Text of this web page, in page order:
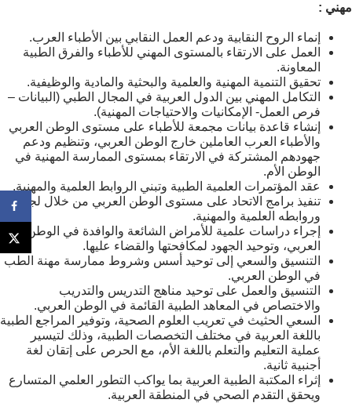
مهني :
إنماء الروح النقابية ودعم العمل النقابي بين الأطباء العرب.
العمل على الارتقاء بالمستوى المهني للأطباء والفرق الطبية
المعاونة.
تحقيق التنمية المهنية والعلمية والبحثية والمادية والوظيفية.
التكامل المهني بين الدول العربية في المجال الطبي (البيانات –
فرص العمل- الإمكانيات والاحتياجات المهنية).
إنشاء قاعدة بيانات مجمعة للأطباء على مستوى الوطن العربي
والأطباء العرب العاملين خارج الوطن العربي، وتنظيم ودعم
جهودهم المشتركة في الارتقاء بمستوى الممارسة المهنية في
الوطن الأم.
عقد المؤتمرات العلمية الطبية وتبني الروابط العلمية والمهنية.
تنفيذ برامج الاتحاد على مستوى الوطن العربي من خلال لجانه
وروابطه العلمية والمهنية.
إجراء دراسات علمية للأمراض الشائعة والوافدة في الوطن
العربي، وتوحيد الجهود لمكافحتها والقضاء عليها.
التنسيق والسعي إلى توحيد أسس وشروط ممارسة مهنة الطب
في الوطن العربي.
التنسيق والعمل على توحيد مناهج التدريس والتدريب
والاختصاص في المعاهد الطبية القائمة في الوطن العربي.
السعي الحثيث في تعريب العلوم الصحية، وتوفير المراجع الطبية
باللغة العربية في مختلف التخصصات الطبية، وذلك لتيسير
عملية التعليم والتعلم باللغة الأم، مع الحرص على إتقان لغة
أجنبية ثانية.
إثراء المكتبة الطبية العربية بما يواكب التطور العلمي المتسارع
ويحقق التقدم الصحي في المنطقة العربية.